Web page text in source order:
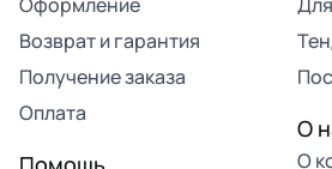
Возврат и гарантия
Получение заказа
Оплата
О
О